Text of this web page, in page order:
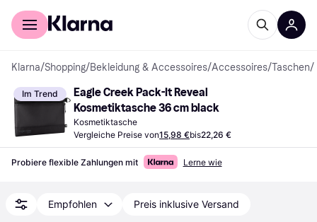
Für Shopper
Klarna/Shopping/Bekleidung & Accessoires/Accessoires/Taschen/
Im Trend
Eagle Creek Pack-It Reveal
Kosmetiktasche 36 cm black
Kosmetiktasche
Vergleiche Preise von15,98 €bis22,26 €
Probiere flexible Zahlungen mit Lerne wie
Empfohlen Preis inklusive Versand